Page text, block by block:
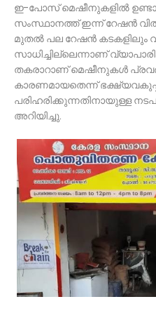
ഇ-പോസ് മെഷീനുകളിൽ
സംസ്ഥാനത്ത് ഇന്ന് റേഷൻ
മുതൽ പല റേഷൻ കടകളിലും
സാധിച്ചില്ലെന്നാണ്
തകരാറാണ് മെഷീനുകൾ
കാരണമായതെന്ന് ഭക്ഷ്യവകുപ്പ്
പരിഹരിക്കുന്നതിനായുള്ള
അറിയിച്ചു.